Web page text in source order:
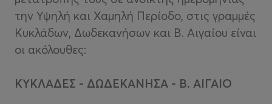
την Υψηλή και Χαμηλή Περίοδο, στις γραμμές
Κυκλάδων, Δωδεκανήσων και Β. Αιγαίου είναι
οι ακόλουθες:
ΚΥΚΛΑΔΕΣ - ΔΩΔΕΚΑΝΗΣΑ - Β. ΑΙΓΑΙΟ